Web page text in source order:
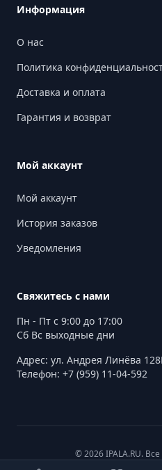
Информация
О нас
Политика
Доставка и оплата
Гарантия и возврат
Мой аккаунт
Мой аккаунт
История заказов
Уведомления
Свяжитесь с нами
Пн - Пт с 9:00 до 17:00
Сб Вс выходные дни
Адрес: ул. Андрея Линёва
Телефон: +7 (959) 11-04-592
© 2026 IPALA.RU.